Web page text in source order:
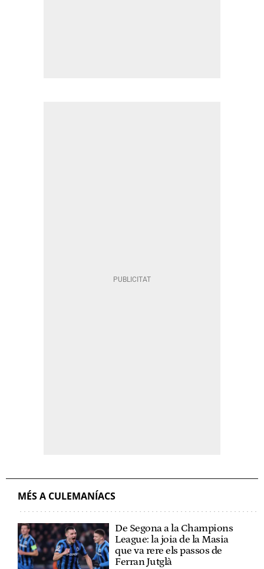
MÉS A CULEMANÍACS
De Segona a la Champions
League: la joia de la Masia
que va rere els passos de
Ferran Jutglà